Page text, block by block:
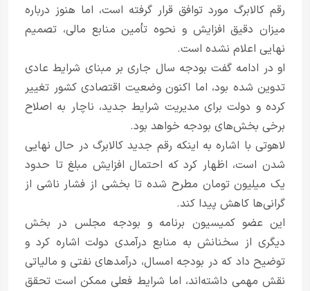
رقم کالابرگ مورد توافق قرار گرفته است، اما هنوز درباره
میزان دقیق افزایش و نحوه تأمین منابع مالی، تصمیم
نهایی اعلام نشده است.
او در ادامه گفت بودجه سال جاری بر مبنای شرایط عادی
تدوین شده بود، اما اکنون وضعیت اقتصادی کشور تغییر
کرده و دولت برای مدیریت شرایط جدید، ناچار به اصلاح
برخی بخش‌های بودجه خواهد بود.
لاهوتی با اشاره به اینکه رقم جدید کالابرگ در حال نهایی
شدن است، اظهار کرد که احتمال افزایش مبلغ تا حدود
یک میلیون تومان مطرح شده تا بخشی از فشار ناشی از
گرانی‌ها کاهش پیدا کند.
این عضو کمیسیون برنامه و بودجه مجلس در بخش
دیگری از سخنانش به منابع درآمدی دولت اشاره کرد و
توضیح داد که در بودجه امسال، درآمدهای نفتی و مالیاتی
نقش مهمی داشته‌اند، اما شرایط فعلی ممکن است تحقق